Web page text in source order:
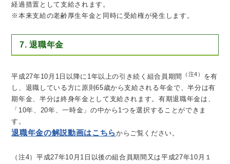
経過措置として支給されます。
※本来支給の老齢厚生年金と同時に受給権が発生します。
7. 退職年金
平成27年10月1日以降に1年以上の引き続く組合員期間 （注4）
を有
し、退職している方に原則65歳から支給される年金で、半分は有
期年金、半分は終身年金として支給されます。有期退職年金は、
「10年、20年、一時金」の中から1つを選択することができま
す。
退職年金の解説動画はこちらからご覧ください。
（注4）平成27年10月1日以後の組合員期間又は平成27年10月１